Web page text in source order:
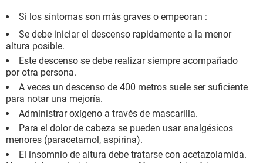
Si los síntomas son más graves o empeoran :
Se debe iniciar el descenso rapidamente a la menor
altura posible.
Este descenso se debe realizar siempre acompañado
por otra persona.
A veces un descenso de 400 metros suele ser suficiente
para notar una mejoría.
Administrar oxígeno a través de mascarilla.
Para el dolor de cabeza se pueden usar analgésicos
menores (paracetamol, aspirina).
El insomnio de altura debe tratarse con acetazolamida.